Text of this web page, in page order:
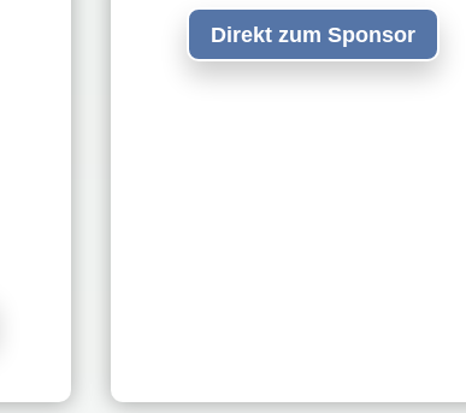
Direkt zum Sponsor